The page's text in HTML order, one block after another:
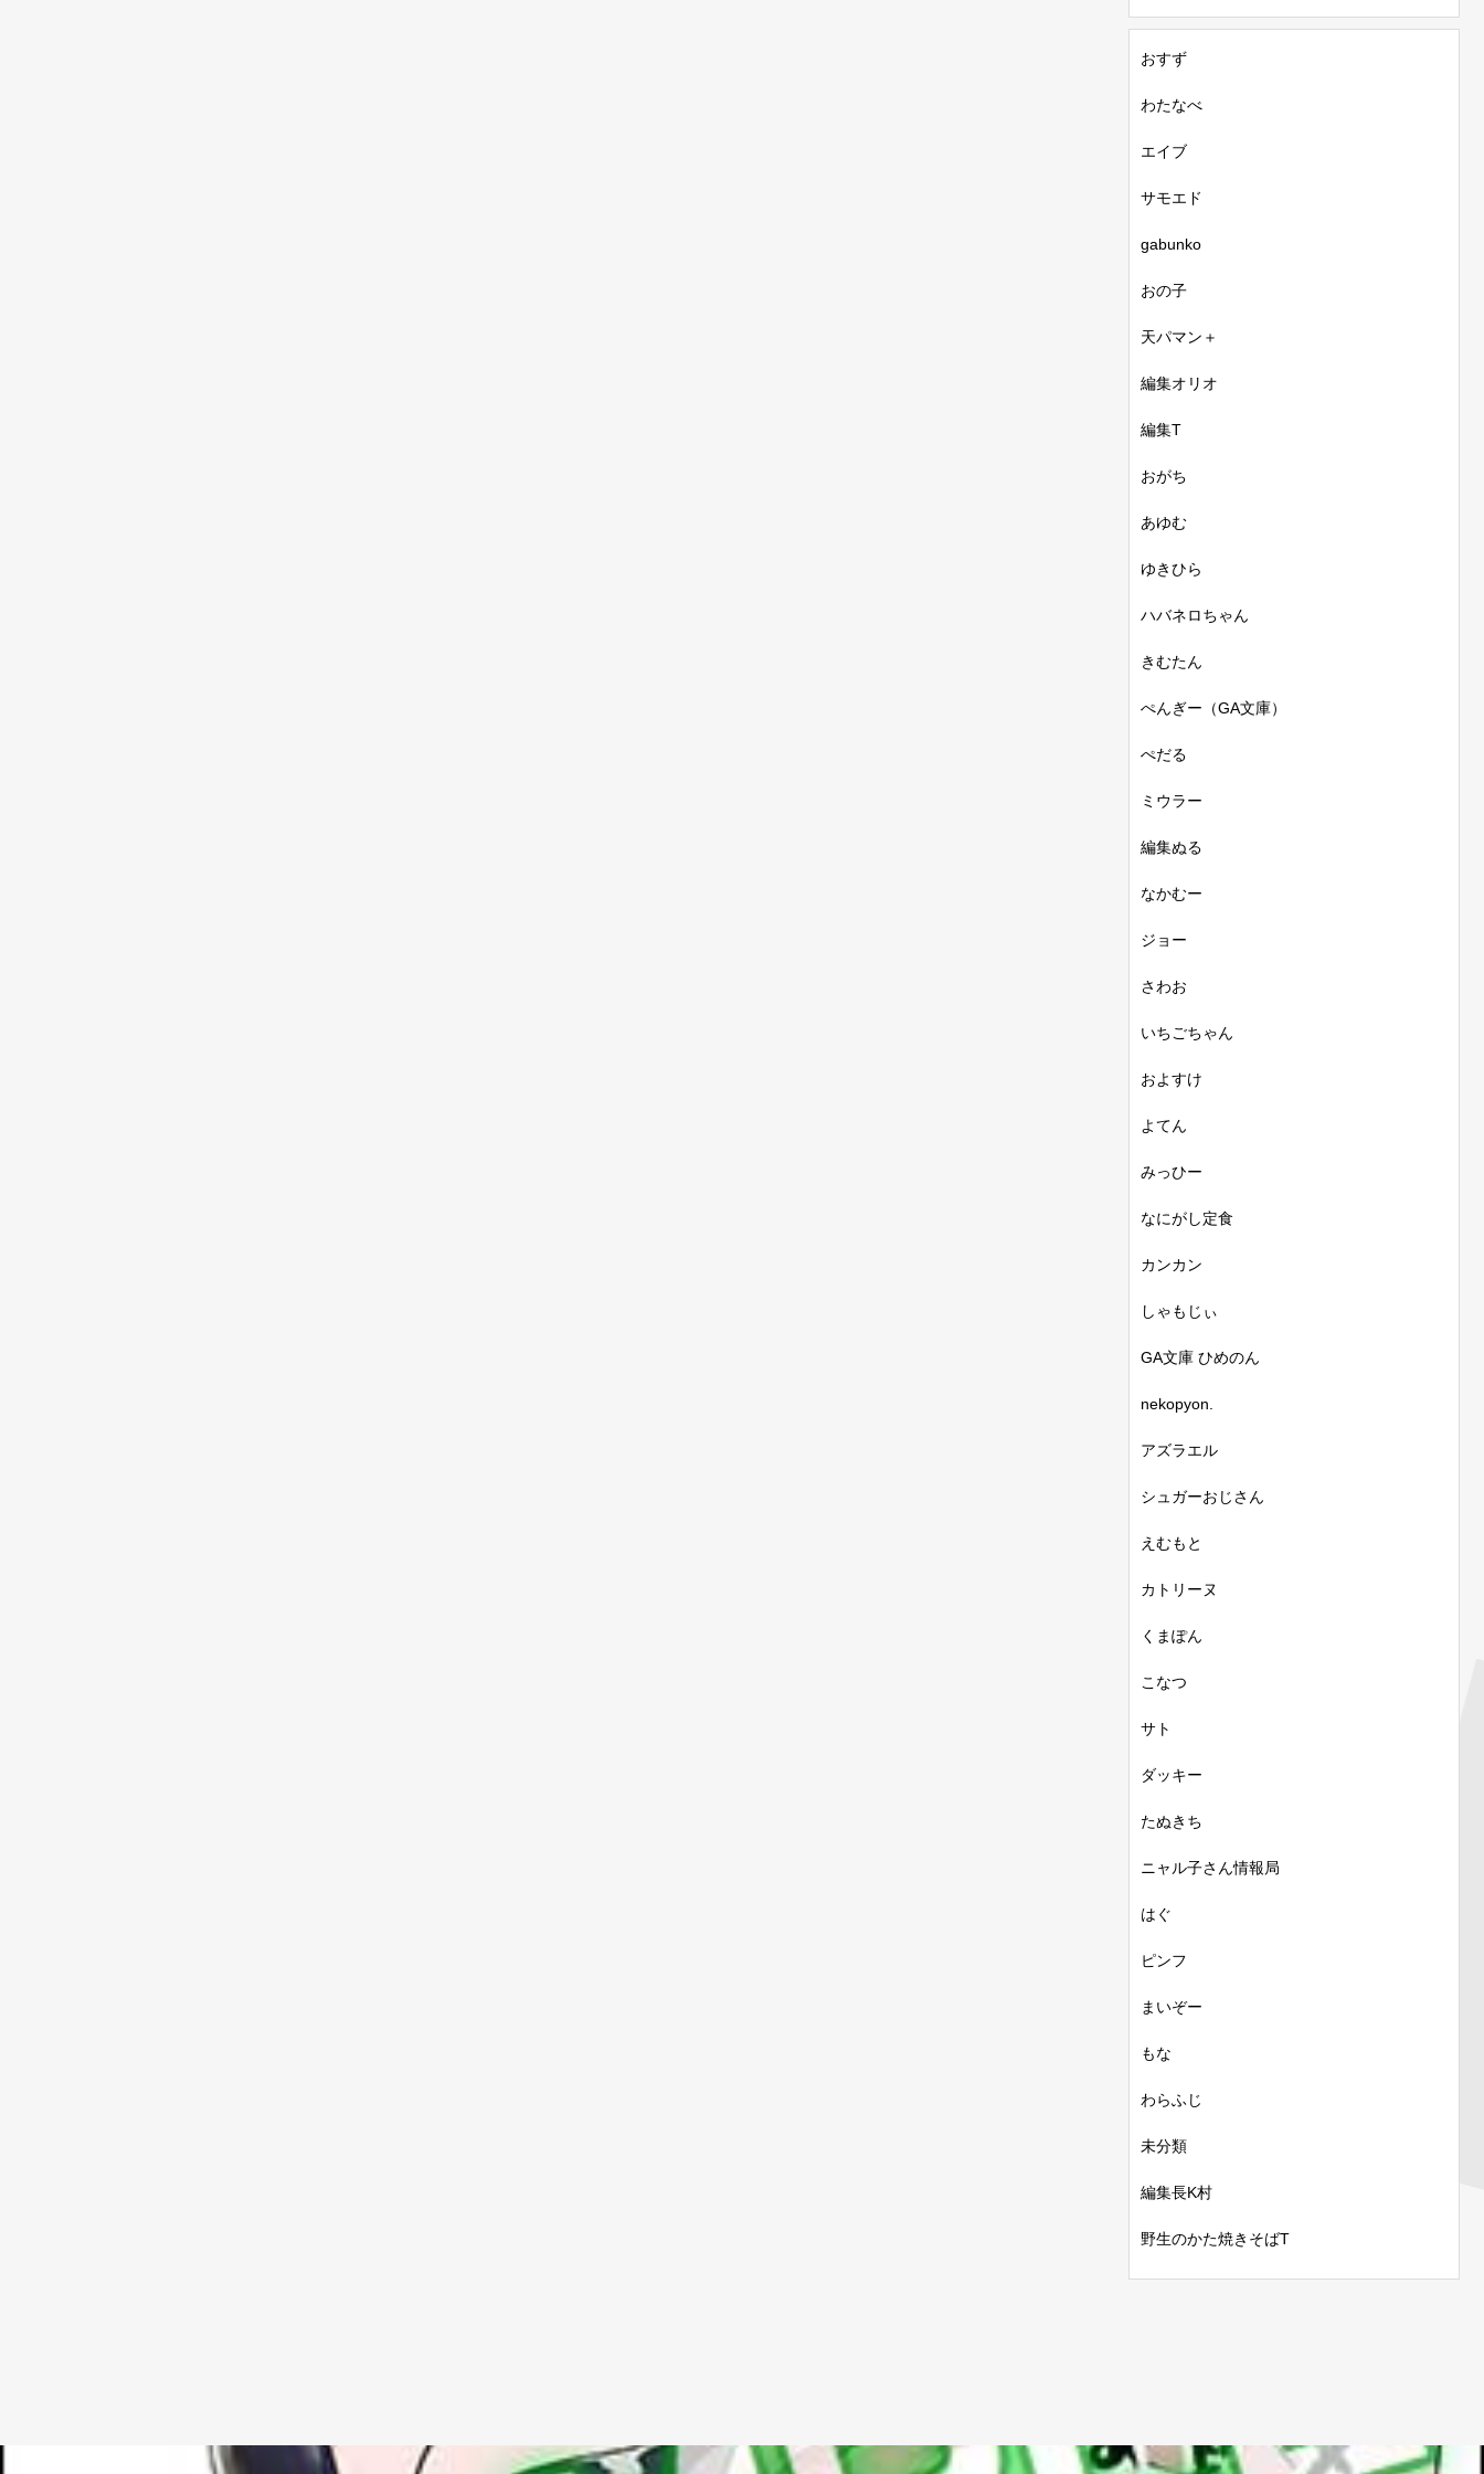
おすず
わたなべ
エイブ
サモエド
gabunko
おの子
天パマン＋
編集オリオ
編集T
おがち
あゆむ
ゆきひら
ハバネロちゃん
きむたん
ぺんぎー（GA文庫）
ぺだる
ミウラー
編集ぬる
なかむー
ジョー
さわお
いちごちゃん
およすけ
よてん
みっひー
なにがし定食
カンカン
しゃもじぃ
GA文庫 ひめのん
nekopyon.
アズラエル
シュガーおじさん
えむもと
カトリーヌ
くまぽん
こなつ
サト
ダッキー
たぬきち
ニャル子さん情報局
はぐ
ピンフ
まいぞー
もな
わらふじ
未分類
編集長K村
野生のかた焼きそばT